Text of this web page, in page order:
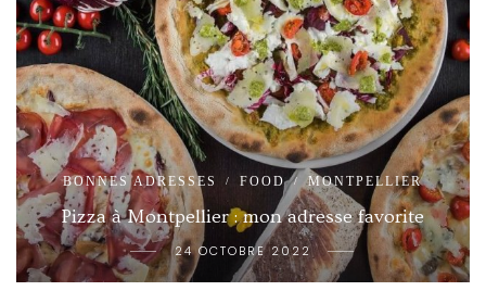
BONNES ADRESSES / FOOD / MONTPELLIER
Pizza à Montpellier : mon adresse favorite
24 OCTOBRE 2022